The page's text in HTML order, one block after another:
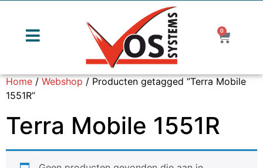
0
Home/Webshop/ Producten getagged “Terra Mobile
1551R”
Terra Mobile 1551R